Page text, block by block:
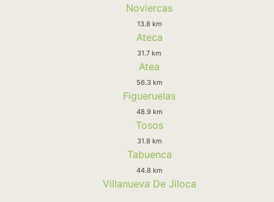
Noviercas
13.8 km
Ateca
31.7 km
Atea
56.3 km
Figueruelas
48.9 km
Tosos
31.8 km
Tabuenca
44.8 km
Villanueva De Jiloca